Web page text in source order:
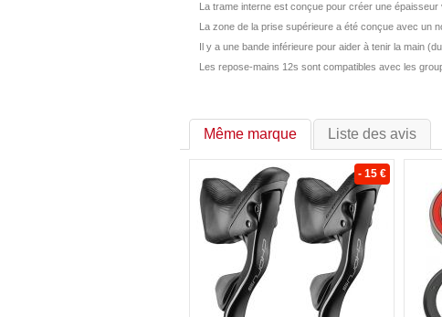
La trame interne est conçue pour créer une
La zone de la prise supérieure a été conçue avec un
Il y a une bande inférieure pour aider à tenir la main
Les repose-mains 12s sont compatibles avec les
Même marque Liste des avis
- 15 €